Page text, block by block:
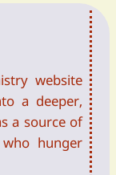
website
a deeper,
a source of
hunger